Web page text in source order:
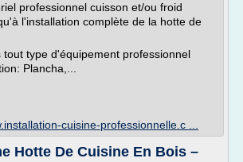
professionnel cuisson et/ou froid
l'installation complète de la hotte de
tout type d'équipement professionnel
Plancha,...
cuisine-professionnelle.c ...
Hotte De Cuisine En Bois –